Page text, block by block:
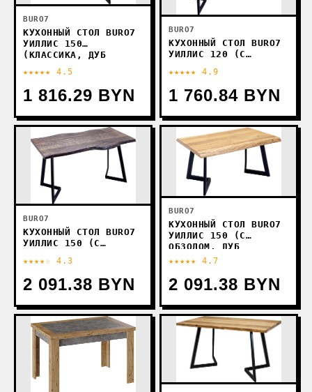
BURO7
КУХОННЫЙ СТОЛ BURO7
УИЛЛИС 150
(КЛАССИКА, ДУБ
★★★★★ 4.5
1 816.29 BYN
BURO7
КУХОННЫЙ СТОЛ BURO7
УИЛЛИС 120 (С
МОРЕНЫЙ/ЧЕРНЫЙ)
★★★★★ 4.9
1 760.84 BYN
BURO7
КУХОННЫЙ СТОЛ BURO7
УИЛЛИС 150 (С
МОРЕНЫЙ/ЧЕРНЫЙ)
★★★★☆ 4.3
2 091.38 BYN
BURO7
КУХОННЫЙ СТОЛ BURO7
УИЛЛИС 150 (С
ОБЗОЛОМ, ДУБ
НАТУРАЛЬНЫЙ/ЧЕРНЫЙ)
★★★★★ 4.7
2 091.38 BYN